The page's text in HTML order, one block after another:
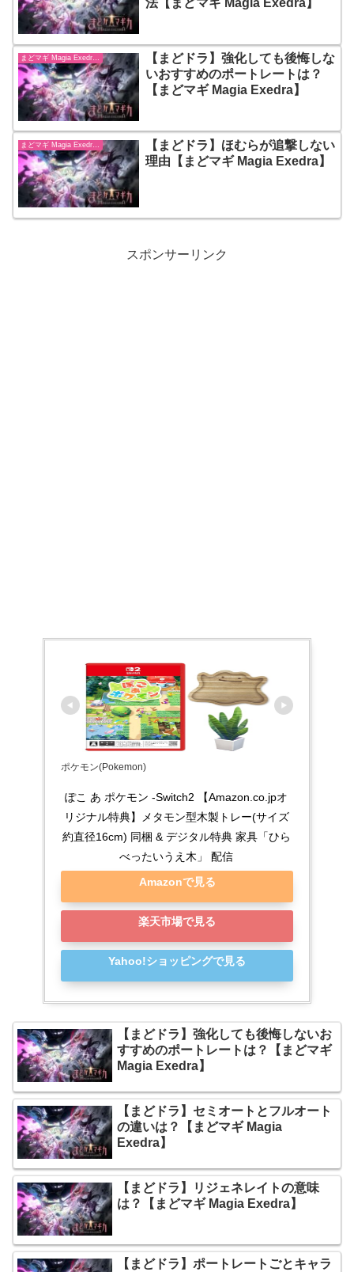
法【まどマギ Magia Exedra】
【まどドラ】強化しても後悔しな
いおすすめのポートレートは？
【まどマギ Magia Exedra】
【まどドラ】ほむらが追撃しない
理由【まどマギ Magia Exedra】
スポンサーリンク
ポケモン(Pokemon)
ぽこ あ ポケモン -Switch2 【Amazon.co.jpオ
リジナル特典】メタモン型木製トレー(サイズ
約直径16cm) 同梱 & デジタル特典 家具「ひら
べったいうえ木」 配信
Amazonで見る
楽天市場で見る
Yahoo!ショッピングで見る
【まどドラ】強化しても後悔しないお
すすめのポートレートは？【まどマギ
Magia Exedra】
【まどドラ】セミオートとフルオート
の違いは？【まどマギ Magia
Exedra】
【まどドラ】リジェネレイトの意味
は？【まどマギ Magia Exedra】
【まどドラ】ポートレートごとキャラ